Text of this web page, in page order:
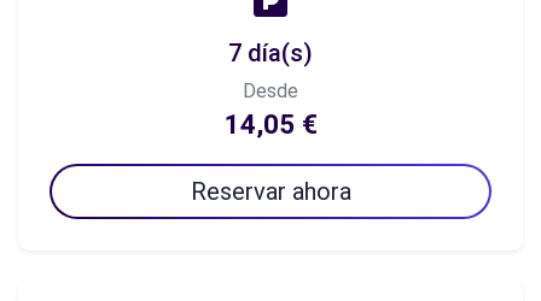
7 día(s)
Desde
14,05 €
Reservar ahora